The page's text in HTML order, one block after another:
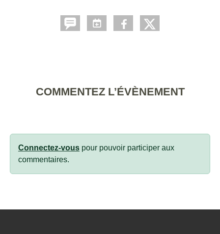
COMMENTEZ L’ÉVÈNEMENT
Connectez-vous pour pouvoir participer aux
commentaires.